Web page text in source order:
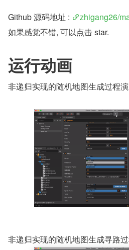
Github 源码地址 :
zhigang26/
如果感觉不错, 可以点击 star.
运行动画
非递归实现的随机地图生成过程
非递归实现的随机地图生成寻路